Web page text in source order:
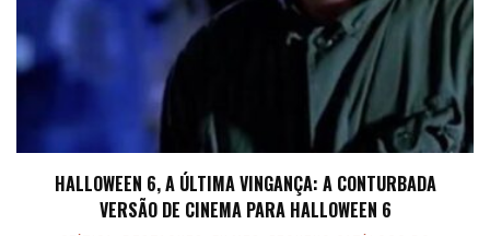
HALLOWEEN 6, A ÚLTIMA VINGANÇA: A CONTURBADA
VERSÃO DE CINEMA PARA HALLOWEEN 6